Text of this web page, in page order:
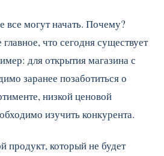
могут начать. Почему?
что сегодня существует
для открытия магазина с
заранее позаботиться о
низкой ценовой
изучить конкурента.
продукт, который не будет